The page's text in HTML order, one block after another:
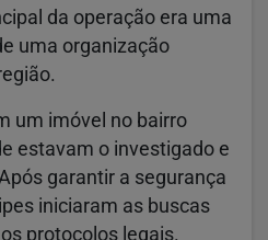
da operação era uma
uma organização
um imóvel no bairro
estavam o investigado e
garantir a segurança
iniciaram as buscas
protocolos legais.